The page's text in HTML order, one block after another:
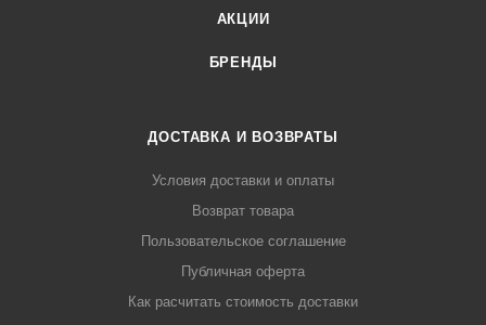
АКЦИИ
БРЕНДЫ
ДОСТАВКА И ВОЗВРАТЫ
Условия доставки и оплаты
Возврат товара
Пользовательское соглашение
Публичная оферта
Как расчитать стоимость доставки